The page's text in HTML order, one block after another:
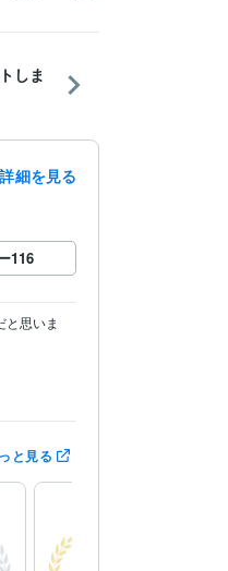
しま
細を見る
116
思いま
と見る